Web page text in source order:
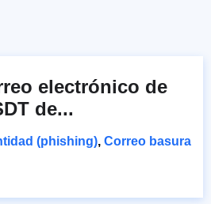
electrónico de
de...
(phishing), Correo basura